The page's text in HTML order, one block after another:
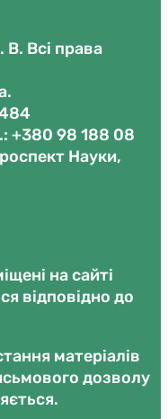
Всі права
+380 98 188 08
Науки,
на сайті
відповідно до
матеріалів
дозволу